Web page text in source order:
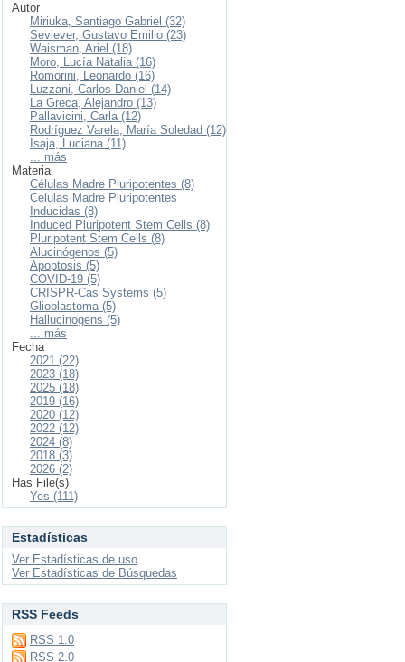
Autor
Miriuka, Santiago Gabriel (32)
Sevlever, Gustavo Emilio (23)
Waisman, Ariel (18)
Moro, Lucía Natalia (16)
Romorini, Leonardo (16)
Luzzani, Carlos Daniel (14)
La Greca, Alejandro (13)
Pallavicini, Carla (12)
Rodríguez Varela, María Soledad (12)
Isaja, Luciana (11)
... más
Materia
Células Madre Pluripotentes (8)
Células Madre Pluripotentes
Inducidas (8)
Induced Pluripotent Stem Cells (8)
Pluripotent Stem Cells (8)
Alucinógenos (5)
Apoptosis (5)
COVID-19 (5)
CRISPR-Cas Systems (5)
Glioblastoma (5)
Hallucinogens (5)
... más
Fecha
2021 (22)
2023 (18)
2025 (18)
2019 (16)
2020 (12)
2022 (12)
2024 (8)
2018 (3)
2026 (2)
Has File(s)
Yes (111)
Estadísticas
Ver Estadísticas de uso
Ver Estadísticas de Búsquedas
RSS Feeds
RSS 1.0
RSS 2.0